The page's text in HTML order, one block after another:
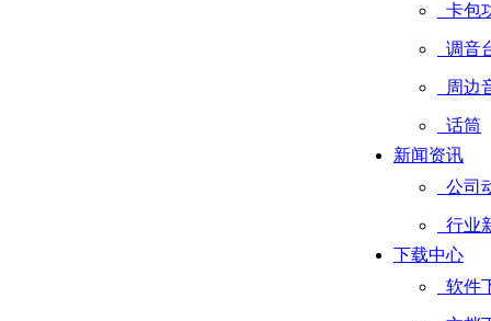
卡包
调音
周边
话筒
新闻资讯
公司
行业
下载中心
软件